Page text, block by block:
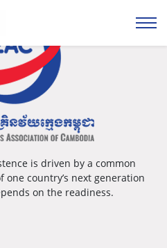
is driven by a common
country’s next generation
on the readiness.